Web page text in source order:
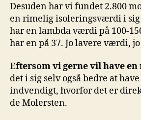
Desuden har vi fundet 2.800
en rimelig isoleringsværdi i sig
har en lambda værdi på 100-
har en på 37. Jo lavere værdi,
Eftersom vi gerne vil have en
det i sig selv også bedre at
indvendigt, hvorfor det er
de Molersten.